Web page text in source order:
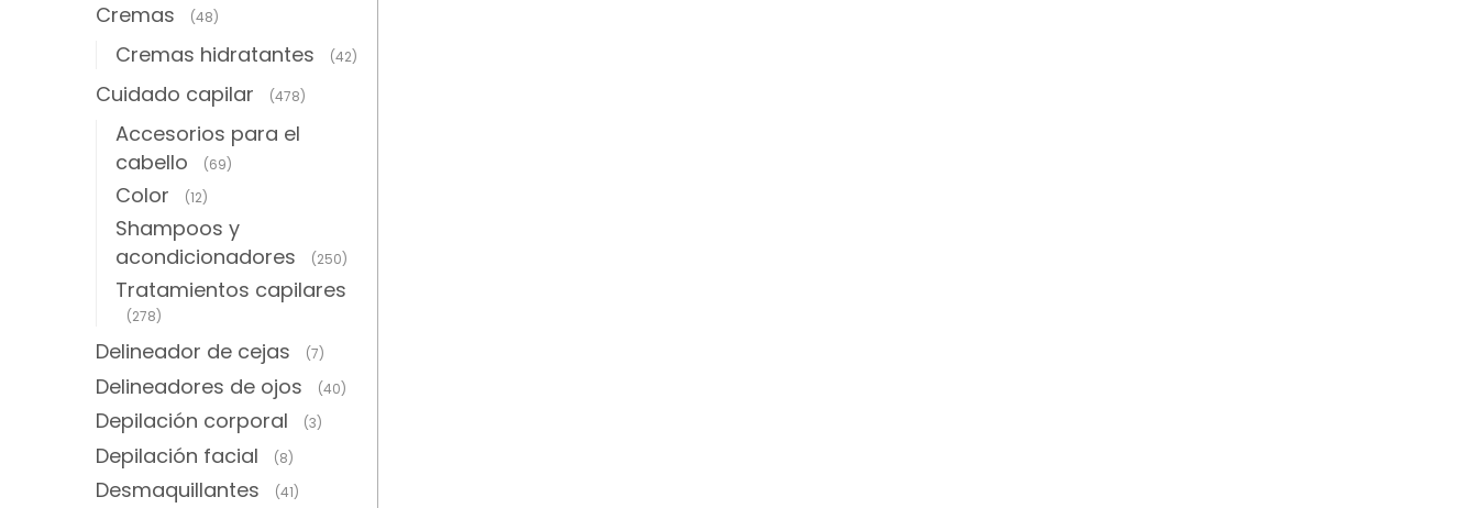
Cremas (48)
Cremas hidratantes (42)
Cuidado capilar (478)
Accesorios para el
cabello
(69)
Color (12)
Shampoos y
acondicionadores
(250)
Tratamientos capilares
(278)
Delineador de cejas (7)
Delineadores de ojos (40)
Depilación corporal (3)
Depilación facial (8)
Desmaquillantes (41)